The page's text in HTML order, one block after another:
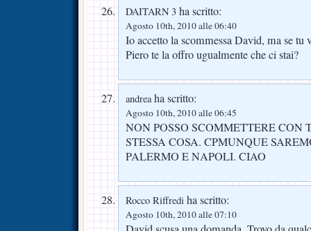
DAITARN 3 ha scritto:
Agosto 10th, 2010 alle 06:40
Io accetto la scommessa David, ma se tu
Piero te la offro ugualmente che ci stai?
andreaha scritto:
Agosto 10th, 2010 alle 06:45
NON POSSO SCOMMETTERE CON
STESSA COSA. CPMUNQUE
PALERMO E NAPOLI. CIAO
Rocco Riffredi ha scritto:
Agosto 10th, 2010 alle 07:10